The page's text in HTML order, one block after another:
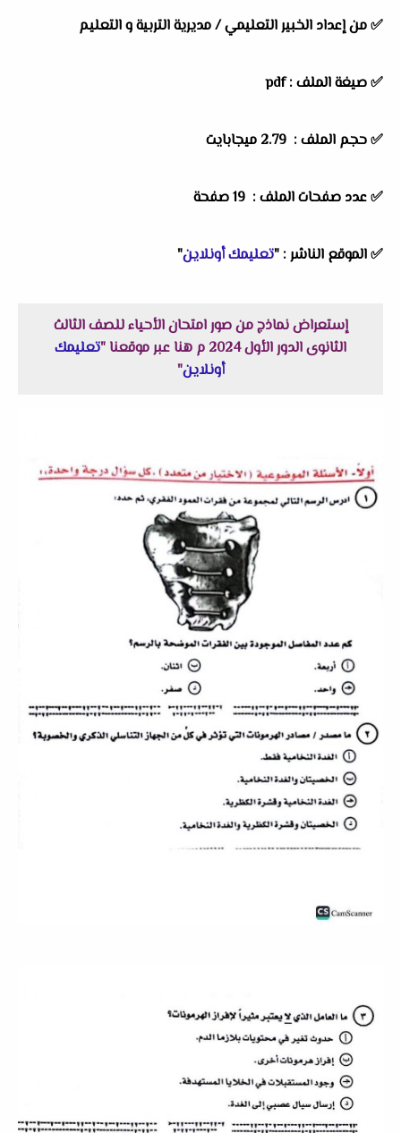
✅من إعداد الخبير التعليمي / مديرية التربية و التعليم
✅ صيغة الملف : pdf
✅ حجم الملف : 2.79 ميجابايت
✅ عدد صفحات الملف : 19 صفحة
✅الموقع الناشر : "تعليمك أونلاين"
إستعراض نماذج من صور امتحان الأحياء للصف الثالث
الثانوى الدور الأول 2024 م هنا عبر موقعنا "
تعليمك
أونلاين"